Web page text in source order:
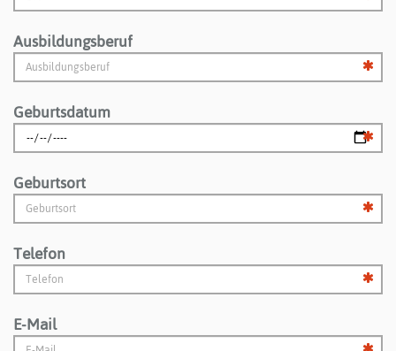
Ausbildungsberuf
Geburtsdatum
Geburtsort
Telefon
E-Mail